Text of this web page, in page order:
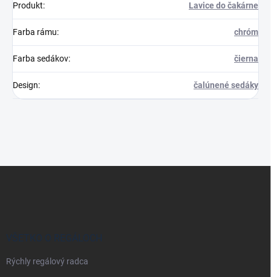
Produkt: Lavice do čakárne
Farba rámu: chróm
Farba sedákov: čierna
Design: čalúnené sedáky
VŠETKO O REGÁLOCH
Rýchly regálový radca